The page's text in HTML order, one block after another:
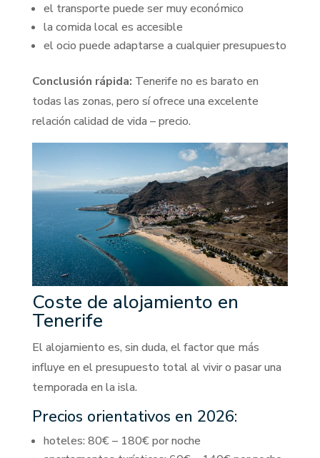
el transporte puede ser muy económico
la comida local es accesible
el ocio puede adaptarse a cualquier presupuesto
Conclusión rápida: Tenerife no es barato en
todas las zonas, pero sí ofrece una excelente
relación calidad de vida – precio.
Coste de alojamiento en
Tenerife
El alojamiento es, sin duda, el factor que más
influye en el presupuesto total al vivir o pasar una
temporada en la isla.
Precios orientativos en 2026:
hoteles: 80€ – 180€ por noche